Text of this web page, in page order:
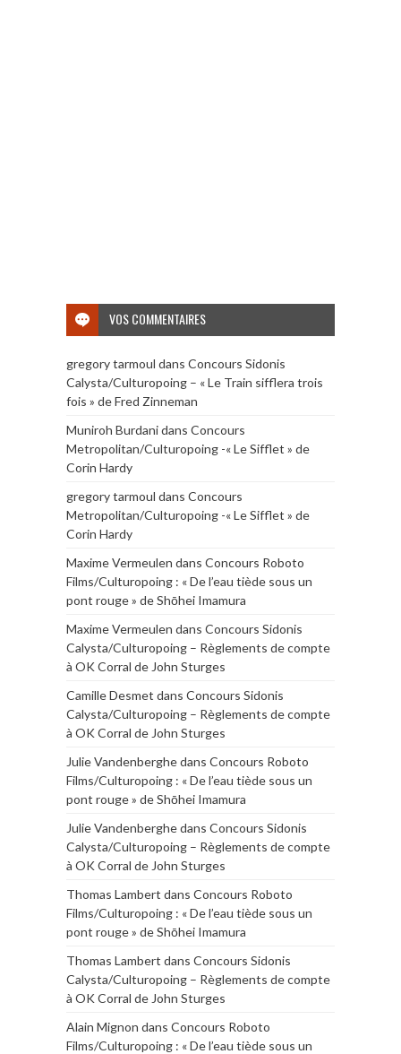
VOS COMMENTAIRES
gregory tarmoul dans Concours Sidonis
Calysta/Culturopoing – « Le Train sifflera trois
fois » de Fred Zinneman
Muniroh Burdanidans Concours
Metropolitan/Culturopoing -« Le Sifflet » de
Corin Hardy
gregory tarmoul dans Concours
Metropolitan/Culturopoing -« Le Sifflet » de
Corin Hardy
Maxime Vermeulen dans Concours Roboto
Films/Culturopoing : « De l’eau tiède sous un
pont rouge » de Shōhei Imamura
Maxime Vermeulen dans Concours Sidonis
Calysta/Culturopoing – Règlements de compte
à OK Corral de John Sturges
Camille Desmet dans Concours Sidonis
Calysta/Culturopoing – Règlements de compte
à OK Corral de John Sturges
Julie Vandenberghedans Concours Roboto
Films/Culturopoing : « De l’eau tiède sous un
pont rouge » de Shōhei Imamura
Julie Vandenberghedans Concours Sidonis
Calysta/Culturopoing – Règlements de compte
à OK Corral de John Sturges
Thomas Lambert dans Concours Roboto
Films/Culturopoing : « De l’eau tiède sous un
pont rouge » de Shōhei Imamura
Thomas Lambert dans Concours Sidonis
Calysta/Culturopoing – Règlements de compte
à OK Corral de John Sturges
Alain Mignon dans Concours Roboto
Films/Culturopoing : « De l’eau tiède sous un